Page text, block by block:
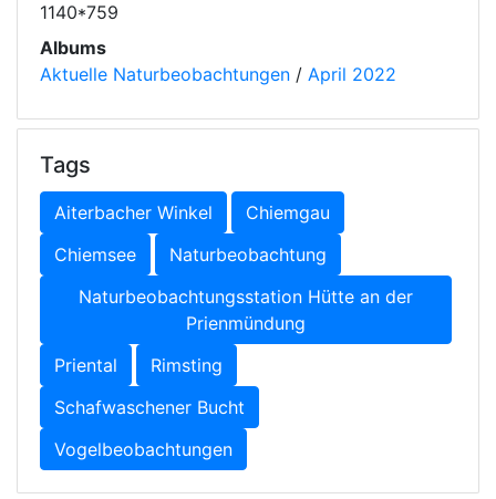
1140*759
Albums
Aktuelle Naturbeobachtungen / April 2022
Tags
Aiterbacher Winkel
Chiemgau
Chiemsee
Naturbeobachtung
Naturbeobachtungsstation Hütte an der
Prienmündung
Priental
Rimsting
Schafwaschener Bucht
Vogelbeobachtungen